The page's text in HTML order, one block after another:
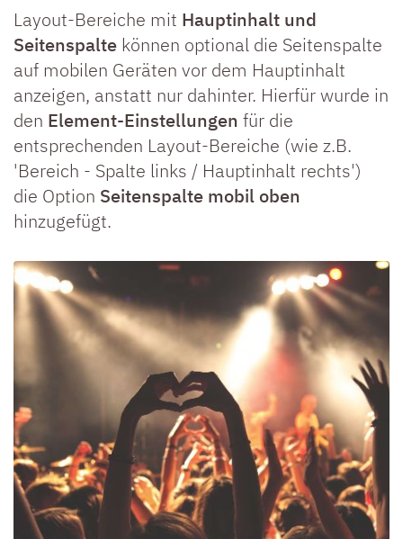
Layout-Bereiche mit Hauptinhalt und
Seitenspalte können optional die Seitenspalte
auf mobilen Geräten vor dem Hauptinhalt
anzeigen, anstatt nur dahinter. Hierfür wurde in
den Element-Einstellungen für die
entsprechenden Layout-Bereiche (wie z.B.
'Bereich - Spalte links / Hauptinhalt rechts')
die Option Seitenspalte mobil oben
hinzugefügt.